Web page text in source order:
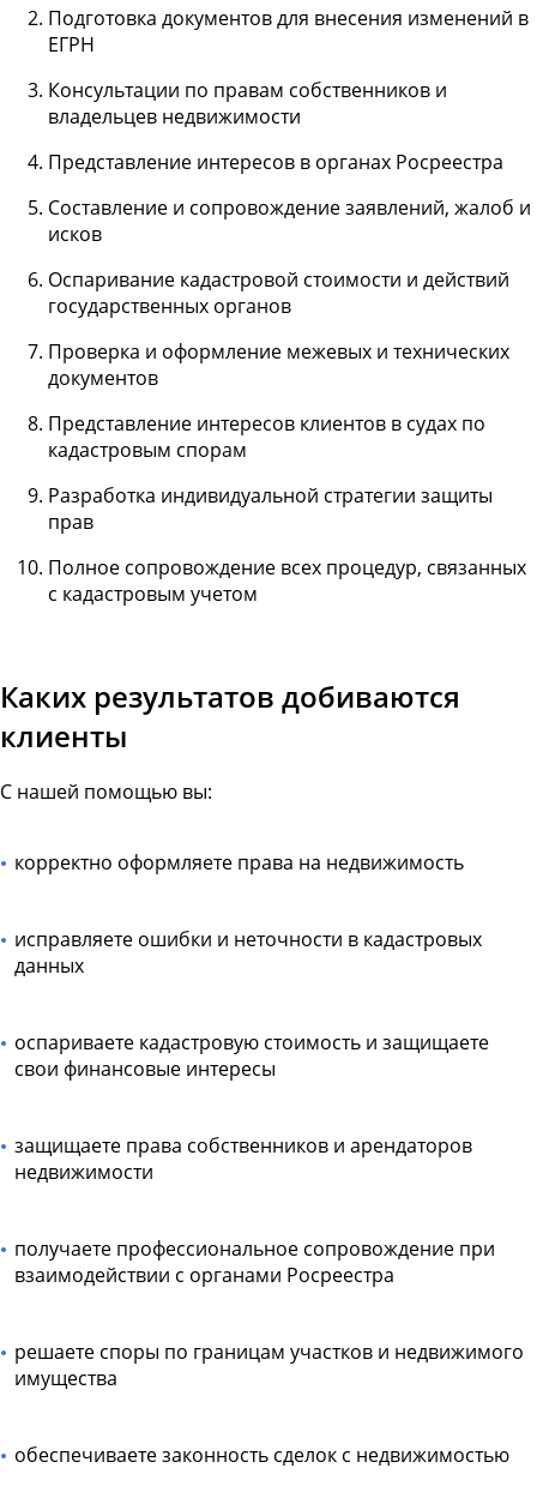
Подготовка документов для внесения изменений в
ЕГРН
Консультации по правам собственников и
владельцев недвижимости
Представление интересов в органах Росреестра
Составление и сопровождение заявлений, жалоб и
исков
Оспаривание кадастровой стоимости и действий
государственных органов
Проверка и оформление межевых и технических
документов
Представление интересов клиентов в судах по
кадастровым спорам
Разработка индивидуальной стратегии защиты
прав
Полное сопровождение всех процедур, связанных
с кадастровым учетом
Каких результатов добиваются
клиенты
С нашей помощью вы:
корректно оформляете права на недвижимость
исправляете ошибки и неточности в кадастровых
данных
оспариваете кадастровую стоимость и защищаете
свои финансовые интересы
защищаете права собственников и арендаторов
недвижимости
получаете профессиональное сопровождение при
взаимодействии с органами Росреестра
решаете споры по границам участков и недвижимого
имущества
обеспечиваете законность сделок с недвижимостью